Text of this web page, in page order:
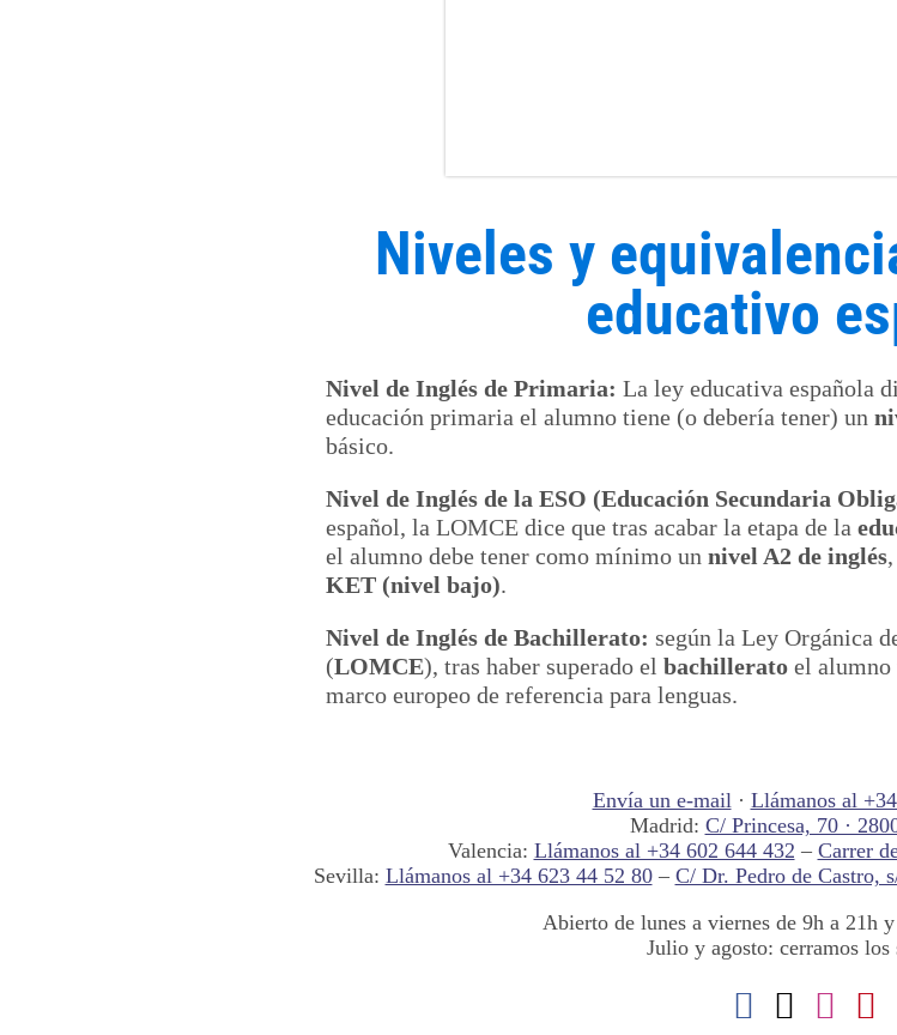
Niveles y
educativo
Nivel de Inglés de Primaria: La ley educativa española
educación primaria el alumno tiene (o debería tener) un
básico.
Nivel de Inglés de la ESO (Educación Secundaria
español, la LOMCE dice que tras acabar la etapa de la
el alumno debe tener como mínimo un nivel A2 de inglés
KET (nivel bajo).
Nivel de Inglés de Bachillerato: según la Ley Orgánica
(LOMCE), tras haber superado el bachillerato el alumno
marco europeo de referencia para lenguas.
Envía un e-mail · Llámanos al
Madrid: C/ Princesa, 70 ·
Valencia: Llámanos al +34 602 644 432 – Carrer
Sevilla: Llámanos al +34 623 44 52 80– C/ Dr. Pedro de Castro,
Abierto de lunes a viernes de 9h a 21h
Julio y agosto: cerramos los